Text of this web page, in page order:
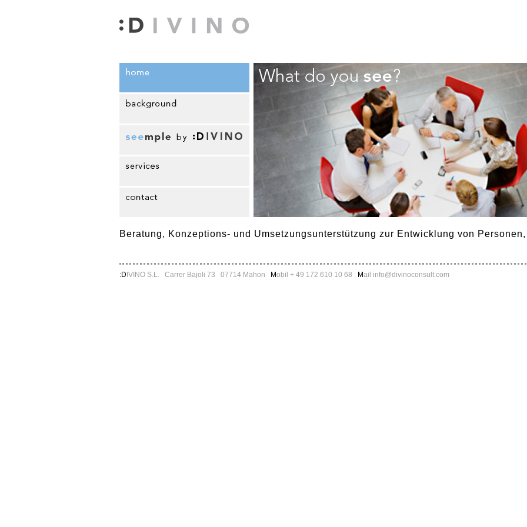
Beratung, Konzeptions- und Umsetzungsunterstützung zur Entwicklung von
:D IVINO S.L. Carrer Bajoli 73 07714 Mahon Mobil + 49 172 610 10 68 Mail info@divinoconsult.com